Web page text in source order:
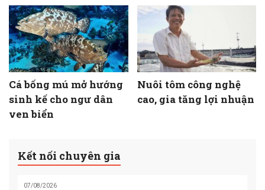
Cá bống mú mở hướng
sinh kế cho ngư dân
ven biển
Nuôi tôm công nghệ
cao, gia tăng lợi nhuận
Kết nối chuyên gia
07/08/2026